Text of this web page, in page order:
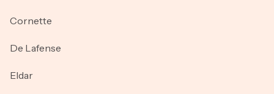
Cornette
De Lafense
Eldar